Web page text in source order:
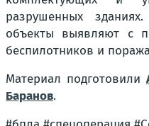
разрушенных
объекты выявляют с
беспилотников и
Материал подготовили
Баранов.